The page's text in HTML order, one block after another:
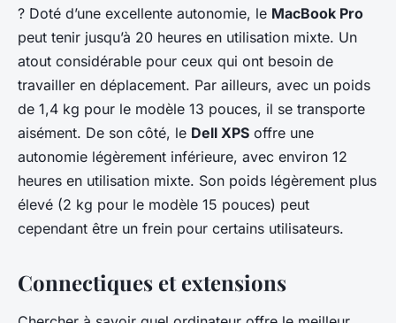
? Doté d’une excellente autonomie, le MacBook Pro
peut tenir jusqu’à 20 heures en utilisation mixte. Un
atout considérable pour ceux qui ont besoin de
travailler en déplacement. Par ailleurs, avec un poids
de 1,4 kg pour le modèle 13 pouces, il se transporte
aisément. De son côté, le Dell XPS offre une
autonomie légèrement inférieure, avec environ 12
heures en utilisation mixte. Son poids légèrement plus
élevé (2 kg pour le modèle 15 pouces) peut
cependant être un frein pour certains utilisateurs.
Connectiques et extensions